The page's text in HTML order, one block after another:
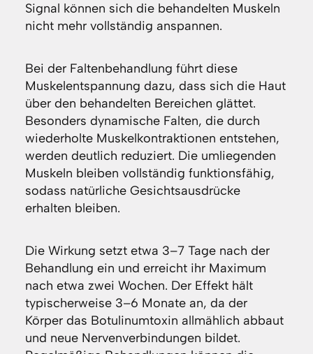
Signal können sich die behandelten Muskeln
nicht mehr vollständig anspannen.
Bei der Faltenbehandlung führt diese
Muskelentspannung dazu, dass sich die Haut
über den behandelten Bereichen glättet.
Besonders dynamische Falten, die durch
wiederholte Muskelkontraktionen entstehen,
werden deutlich reduziert. Die umliegenden
Muskeln bleiben vollständig funktionsfähig,
sodass natürliche Gesichtsausdrücke
erhalten bleiben.
Die Wirkung setzt etwa 3–7 Tage nach der
Behandlung ein und erreicht ihr Maximum
nach etwa zwei Wochen. Der Effekt hält
typischerweise 3–6 Monate an, da der
Körper das Botulinumtoxin allmählich abbaut
und neue Nervenverbindungen bildet.